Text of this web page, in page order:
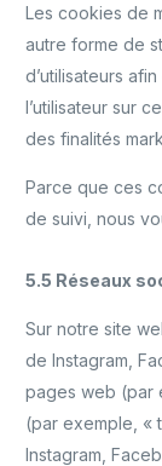
Les cookies de
autre forme de
d’utilisateurs
l’utilisateur sur
des finalités
Parce que ces
de suivi, nous
5.5 Réseaux
Sur notre site
de Instagram,
pages web (par
(par exemple, «
Instagram,